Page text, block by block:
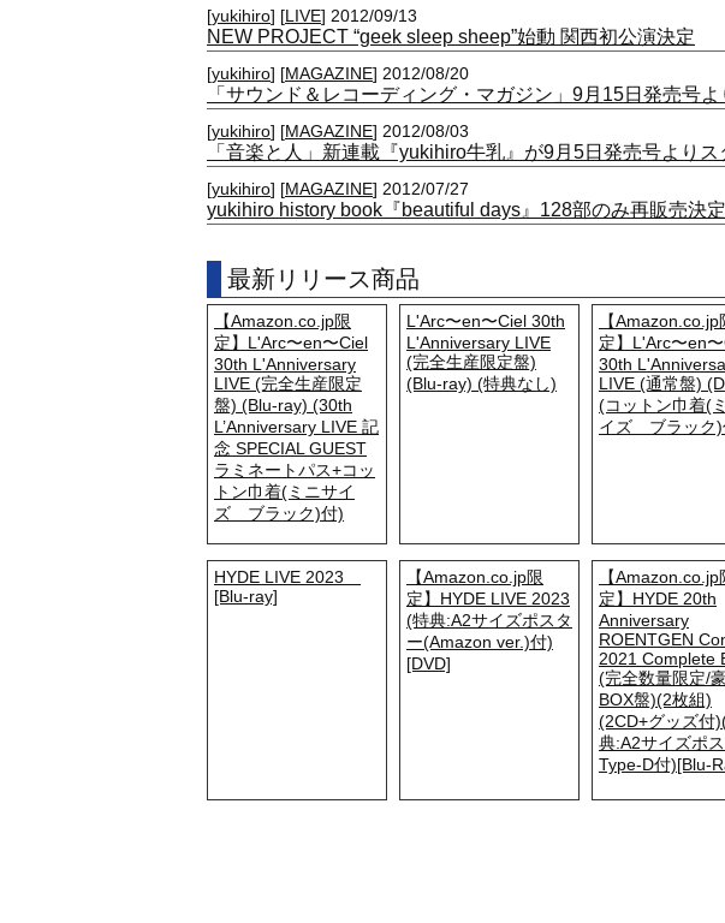
[yukihiro] [LIVE] 2012/09/13
NEW PROJECT “geek sleep sheep”始動 関西初公演決定
[yukihiro] [MAGAZINE] 2012/08/20
「サウンド＆レコーディング・マガジン」9月15日発売号
[yukihiro] [MAGAZINE] 2012/08/03
「音楽と人」新連載『yukihiro牛乳』が9月5日発売号よりス
[yukihiro] [MAGAZINE] 2012/07/27
yukihiro history book『beautiful days』128部のみ再販売決定
最新リリース商品
【Amazon.co.jp限
定】L'Arc〜en〜Ciel
30th L'Anniversary
LIVE (完全生産限定
盤) (Blu-ray) (30th
L’Anniversary LIVE 記
念 SPECIAL GUEST
ラミネートパス+コッ
トン巾着(ミニサイ
ズ ブラック)付)
L'Arc〜en〜Ciel 30th
L'Anniversary LIVE
(完全生産限定盤)
(Blu-ray) (特典なし)
【Amazon.co.jp
定】L'Arc〜en
30th
LIVE (通常盤)
(コットン巾着(
イズ ブラック)
HYDE LIVE 2023
[Blu-ray]
【Amazon.co.jp限
定】HYDE LIVE 2023
(特典:A2サイズポスタ
ー(Amazon ver.)付)
[DVD]
【Amazon.co.jp
定】HYDE 20th
Anniversary
ROENTGEN
2021 Complete
(完全数量限定/
BOX盤)(2枚組)
(2CD+グッズ付
典:A2サイズポ
Type-D付)[Blu-